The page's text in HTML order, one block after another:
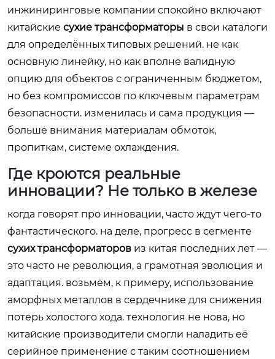
инжиниринговые компании спокойно включают
китайские сухие трансформаторы в свои каталоги
для определённых типовых решений. не как
основную линейку, но как вполне валидную
опцию для объектов с ограниченным бюджетом,
но без компромиссов по ключевым параметрам
безопасности. изменилась и сама продукция —
больше внимания материалам обмоток,
пропиткам, системе охлаждения.
Где кроются реальные
инновации? Не только в железе
когда говорят про инновации, часто ждут чего-то
фантастического. на деле, прогресс в сегменте
сухих трансформаторов из китая последних лет —
это часто не революция, а грамотная эволюция и
адаптация. возьмём, к примеру, использование
аморфных металлов в сердечнике для снижения
потерь холостого хода. технология не нова, но
китайские производители смогли наладить её
серийное применение с таким соотношением